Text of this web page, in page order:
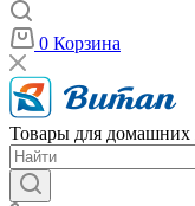
0 Корзина
Товары для